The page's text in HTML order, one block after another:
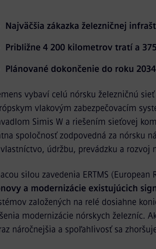
Najväčšia zákazka železničnej
Približne 4 200 kilometrov tratí a
Plánované dokončenie do roku
vybaví celú nórsku železničnú
vlakovým zabezpečovacím
Simis W a riešením sieťovej
spoločnosť zodpovedná za nórsku
údržbu, prevádzku a rozvoj
silou zavedenia ERTMS
a modernizácie existujúcich
založených na relé dosiahne
modernizácie nórskych železníc.
náročnejšia a spoľahlivosť sa